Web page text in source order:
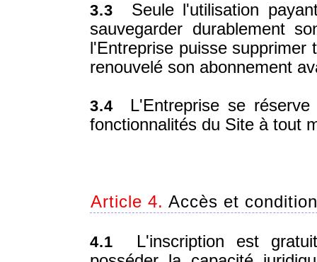
3.3 Seule l'utilisation
sauvegarder durablement
l'Entreprise puisse
renouvelé son abonnement
3.4 L'Entreprise se
fonctionnalités du Site à tout
Article 4. Accès et
4.1 L'inscription est